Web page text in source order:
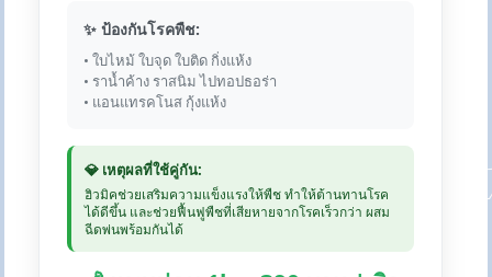
✨ ป้องกันโรคพืช:
• ใบไหม้ ใบจุด ใบติด กิ่งแห้ง
• ราน้ำค้าง ราสนิม ไปทอปธอร่า
• แอนแทรคโนส กุ้งแห้ง
💎 เหตุผลที่ใช้คู่กัน:
ฮิวมิคช่วยเสริมความแข็งแรงให้พืช ทำให้ต้านทานโรค
ได้ดีขึ้น และช่วยฟื้นฟูพืชที่เสียหายจากโรคเร็วกว่า ผสม
ฉีดพ่นพร้อมกันได้